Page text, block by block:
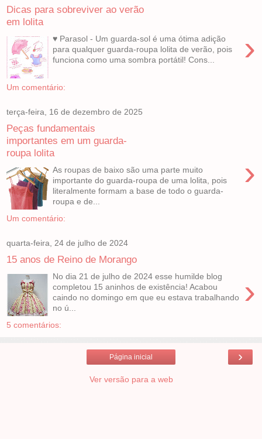
Dicas para sobreviver ao verão
em lolita
›
♥ Parasol - Um guarda-sol é uma ótima adição
para qualquer guarda-roupa lolita de verão, pois
funciona como uma sombra portátil! Cons...
Um comentário:
terça-feira, 16 de dezembro de 2025
Peças fundamentais
importantes em um guarda-
roupa lolita
›
As roupas de baixo são uma parte muito
importante do guarda-roupa de uma lolita, pois
literalmente formam a base de todo o guarda-
roupa e de...
Um comentário:
quarta-feira, 24 de julho de 2024
15 anos de Reino de Morango
›
No dia 21 de julho de 2024 esse humilde blog
completou 15 aninhos de existência! Acabou
caindo no domingo em que eu estava trabalhando
no ú...
5 comentários:
›
Página inicial
Ver versão para a web